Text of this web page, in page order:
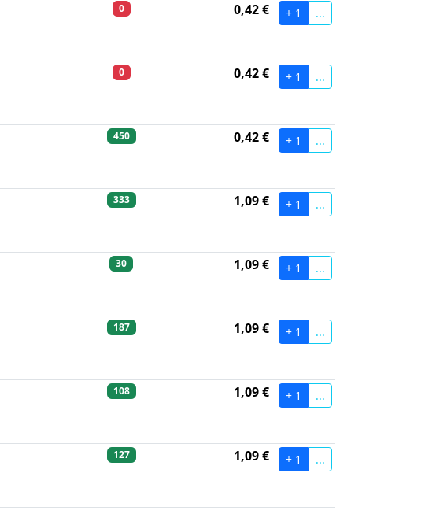
0 0,42 € + 1 ...
0 0,42 € + 1 ...
450 0,42 € + 1 ...
333 1,09 € + 1 ...
30 1,09 € + 1 ...
187 1,09 € + 1 ...
108 1,09 € + 1 ...
127 1,09 € + 1 ...